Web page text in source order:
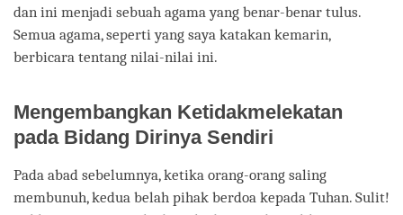
dan ini menjadi sebuah agama yang benar-benar tulus.
Semua agama, seperti yang saya katakan kemarin,
berbicara tentang nilai-nilai ini.
Mengembangkan Ketidakmelekatan
pada Bidang Dirinya Sendiri
Pada abad sebelumnya, ketika orang-orang saling
membunuh, kedua belah pihak berdoa kepada Tuhan. Sulit!